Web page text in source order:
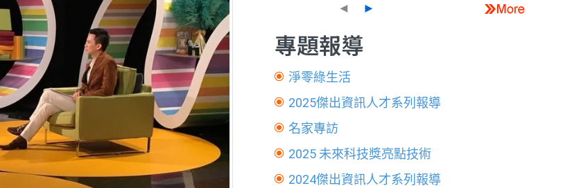
◄
►
專題報導
淨零綠生活
2025傑出資訊人才系列報導
名家專訪
2025 未來科技獎亮點技術
2024傑出資訊人才系列報導